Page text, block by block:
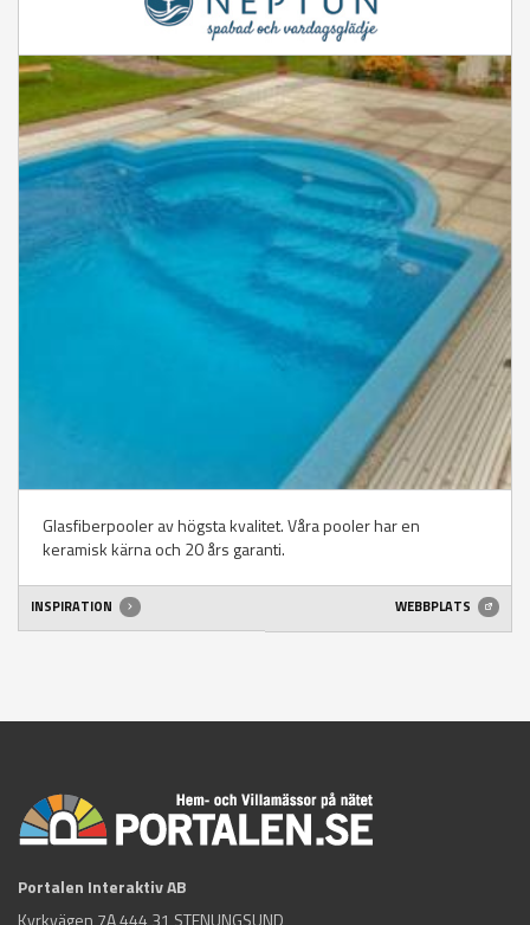
Glasfiberpooler av högsta kvalitet. Våra pooler har en
keramisk kärna och 20 års garanti.
INSPIRATION WEBBPLATS
Portalen Interaktiv AB
Kyrkvägen 7A 444 31 STENUNGSUND